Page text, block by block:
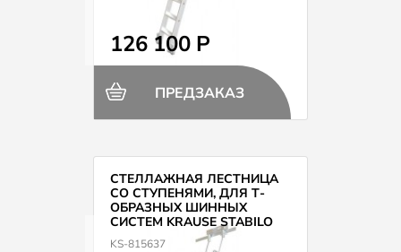
126 100 Р
ПРЕДЗАКАЗ
СТЕЛЛАЖНАЯ ЛЕСТНИЦА
СО СТУПЕНЯМИ, ДЛЯ Т-
ОБРАЗНЫХ ШИННЫХ
СИСТЕМ KRAUSE STABILO
815637
KS-815637